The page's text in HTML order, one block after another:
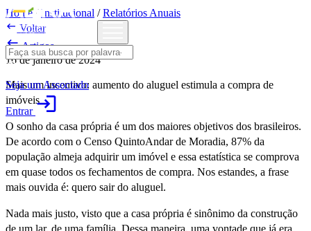
Seja um Associado
Entrarlogin
Home/Institucional /Relatórios Anuais
 Voltar
Artigos
16 de janeiro de 2024
Mais um incentivo: aumento do aluguel estimula a compra de
imóveis
O sonho da casa própria é um dos maiores objetivos dos brasileiros.
De acordo com o Censo QuintoAndar de Moradia, 87% da
população almeja adquirir um imóvel e essa estatística se comprova
em quase todos os fechamentos de compra. Nos estandes, a frase
mais ouvida é: quero sair do aluguel.
Nada mais justo, visto que a casa própria é sinônimo da construção
de um lar, de uma família. Dessa maneira, uma vontade que já era